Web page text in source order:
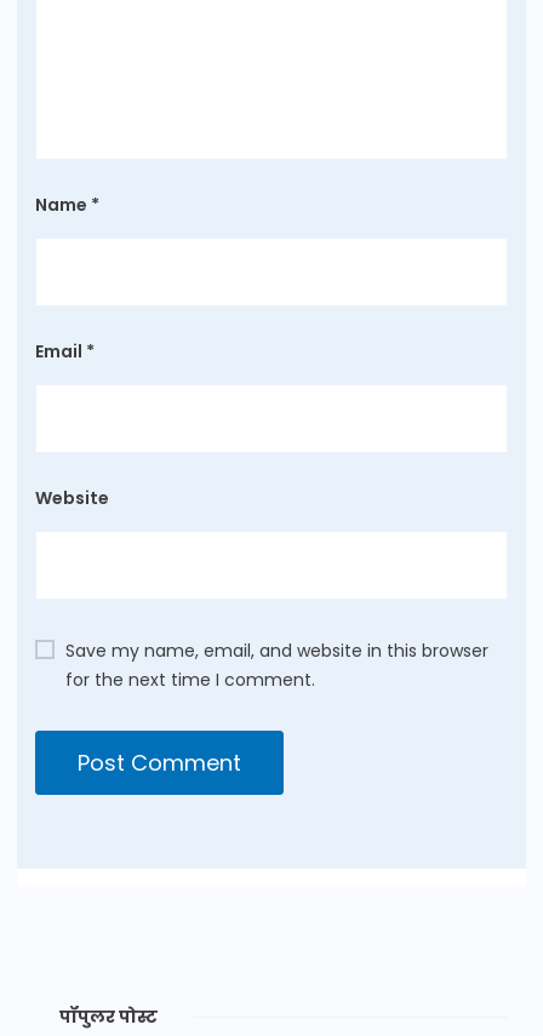
Name *
Email *
Website
Save my name, email, and website in this browser
for the next time I comment.
पॉपुलर पोस्ट